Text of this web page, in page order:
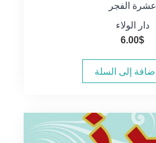
عشرة الفجر
دار الولاء
6.00$
إضافة إلى السلة